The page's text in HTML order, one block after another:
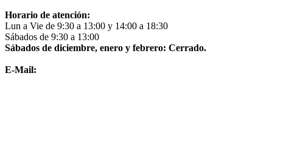
Horario de atención:
Lun a Vie de 9:30 a 13:00 y 14:00 a 18:30
Sábados de 9:30 a 13:00
Sábados de diciembre, enero y febrero: Cerrado.
E-Mail: